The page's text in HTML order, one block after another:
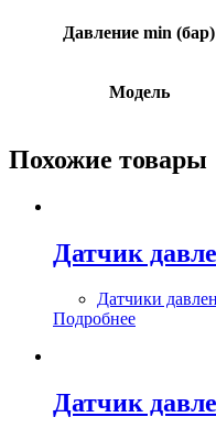
Давление min (бар)
Модель
Похожие товары
Датчик
Датчики
Подробнее
Датчик